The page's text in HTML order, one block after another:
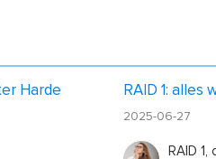
Harde
RAID 1: alles
2025-06-27
RAID